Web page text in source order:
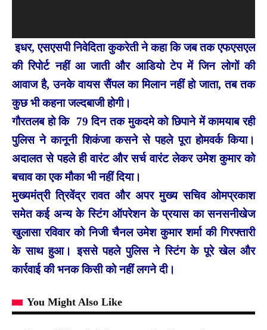
इधर, एसएसपी निवेदिता कुकरेती ने कहा कि जब तक एफएसएल
की रिपोर्ट नहीं आ जाती और आडियो टेप में जिन लोगों की
आवाज है, उनके वायस सैंपल का मिलान नहीं हो जाता, तब तक
कुछ भी कहना जल्दबाजी होगी।
गौरतलब हो कि 79 दिन तक मुकदमे को छिपाने में कामयाब रही
पुलिस ने कानूनी शिकंजा कसने से पहले पूरा होमवर्क किया।
अदालत से पहले ही वारंट और सर्च वारंट लेकर उमेश कुमार को
बचाव का एक मौका भी नहीं दिया।
मुख्यमंत्री त्रिवेंद्र रावत और अपर मुख्य सचिव ओमप्रकाश
समेत कई अन्य के स्टिंग ऑपरेशन के प्रयास का सनसनीखेज
खुलासा रविवार को निजी चैनल उमेश कुमार शर्मा की गिरफ्तारी
के साथ हुआ। इससे पहले पुलिस ने स्टिंग के पूरे खेल और
कार्रवाई की भनक किसी को नहीं लगने दी।
You Might Also Like